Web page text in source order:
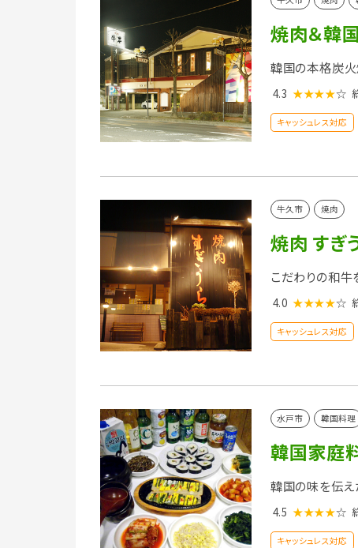
焼肉＆韓
韓国の本格炭
4.3 ★★★★☆
キャッシュレス対応
牛久市 焼肉
焼肉 すぎ
こだわりの和
4.0 ★★★★☆
キャッシュレス対応
水戸市 韓国料理
韓国家庭
韓国の味を伝え
4.5 ★★★★☆
キャッシュレス対応